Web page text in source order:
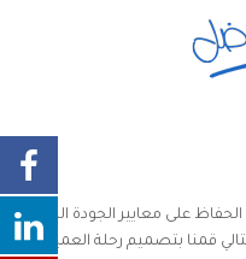
على معايير الجودة الكاملة
قمنا بتصميم رحلة العميل